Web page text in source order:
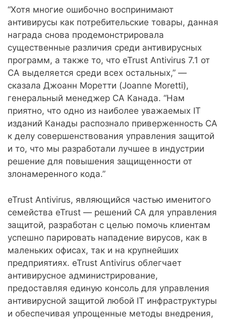
“Хотя многие ошибочно воспринимают
антивирусы как потребительские товары, данная
награда снова продемонстрировала
существенные различия среди антивирусных
программ, а также то, что eTrust Antivirus 7.1 от
CA выделяется среди всех остальных,” —
сказала Джоанн Моретти (Joanne Moretti),
генеральный менеджер CA Канада. “Нам
приятно, что одно из наиболее уважаемых IT
изданий Канады распознало приверженность CA
к делу совершенствования управления защитой
и то, что мы разработали лучшее в индустрии
решение для повышения защищенности от
злонамеренного кода.”
eTrust Antivirus, являющийся частью именитого
семейства eTrust — решений CA для управления
защитой, разработан с целью помочь клиентам
успешно парировать нападение вирусов, как в
маленьких офисах, так и на крупнейших
предприятиях. eTrust Antivirus облегчает
антивирусное администрирование,
предоставляя единую консоль для управления
антивирусной защитой любой IT инфраструктуры
и обеспечивая упрощенные методы внедрения,